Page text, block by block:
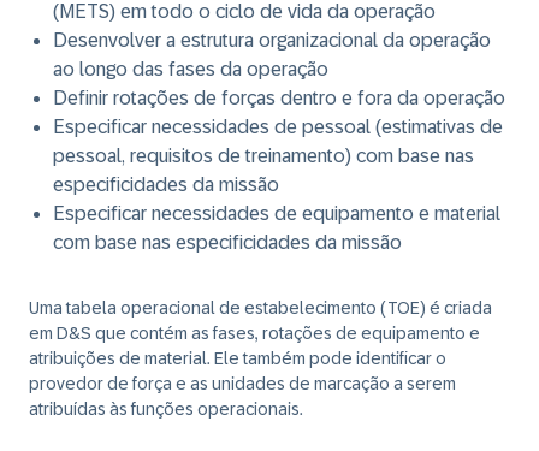
(METS) em todo o ciclo de vida da operação
Desenvolver a estrutura organizacional da operação
ao longo das fases da operação
Definir rotações de forças dentro e fora da operação
Especificar necessidades de pessoal (estimativas de
pessoal, requisitos de treinamento) com base nas
especificidades da missão
Especificar necessidades de equipamento e material
com base nas especificidades da missão
Uma tabela operacional de estabelecimento (TOE) é criada
em D&S que contém as fases, rotações de equipamento e
atribuições de material. Ele também pode identificar o
provedor de força e as unidades de marcação a serem
atribuídas às funções operacionais.